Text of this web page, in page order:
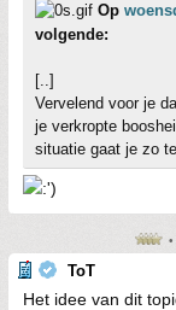
Op
volgende:
[..]
Vervelend voor je
je verkropte
situatie gaat je zo
ToT
Het idee van dit